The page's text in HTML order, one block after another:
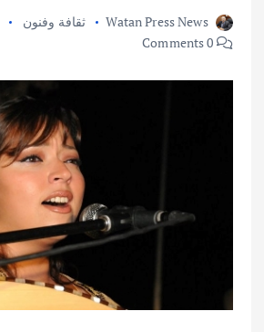
Watan Press News ثقافة وفنون